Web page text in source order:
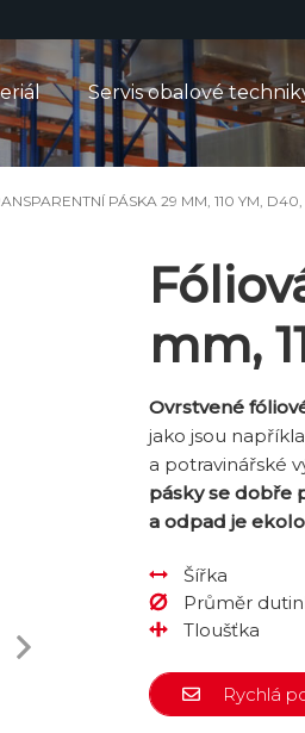
Servis obalové
PÁSKA 29 MM, 110 YM,
mm,
Ovrstvené
jako jsou
a potravinářské
pásky se dobře
a odpad je
Šířka
Průměr
Tloušťka
Rychlá